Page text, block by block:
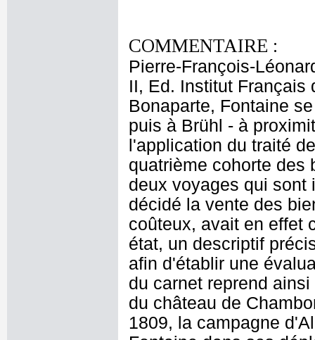
COMMENTAIRE :
Pierre-François-
II, Ed. Institut Français
Bonaparte, Fontaine
puis à Brühl - à
l'application du traité
quatrième cohorte des
deux voyages qui sont
décidé la vente des
coûteux, avait en effet
état, un descriptif
afin d'établir une
du carnet reprend
du château de
1809, la campagne